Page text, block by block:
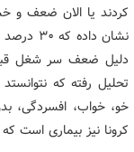
کردند یا الان ضعف و
نشان
دلیل ضعف سر شغل
تحلیل رفته که
خو، خواب، افسردگی،
کرونا نیز بیماری است